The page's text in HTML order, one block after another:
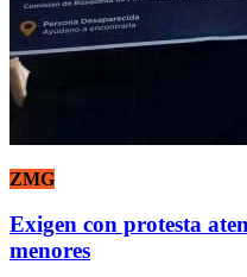
ZMG
Exigen con protesta
menores